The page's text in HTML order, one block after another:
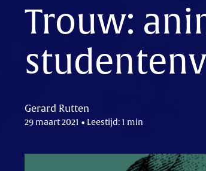
Trouw:
Gerard Rutten
29 maart 2021 • Leestijd: 1 min